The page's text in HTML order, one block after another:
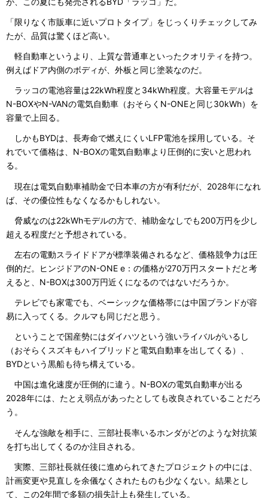
「限りなく市販車に近いプロトタイプ」をじっくりチェックしてみ
たが、品質は驚くほど高い。
軽自動車というより、上質な普通車といったクオリティを持つ。
例えばドア内側のボディが、外板と同じ塗装なのだ。
ラッコの電池容量は22kWh程度と34kWh程度。大容量モデルは
N-BOXやN-VANの電気自動車（おそらくN-ONEと同じ30kWh）を
容量で上回る。
しかもBYDは、長寿命で燃えにくいLFP電池を採用している。そ
れでいて価格は、N-BOXの電気自動車より圧倒的に安いと思われ
る。
現在は電気自動車補助金で日本車の方が有利だが、2028年になれ
ば、その優位性もなくなるかもしれない。
脅威なのは22kWhモデルの方で、補助金なしでも200万円を少し
超える程度だと予想されている。
左右の電動スライドドアが標準装備されるなど、価格競争力は圧
倒的だ。ヒンジドアのN-ONE e：の価格が270万円スタートだと考
えると、N-BOXは300万円近くになるのではないだろうか。
テレビでも家電でも、ベーシックな価格帯には中国ブランドが容
易に入ってくる。クルマも同じだと思う。
ということで国産勢にはダイハツという強いライバルがいるし
（おそらくスズキもハイブリッドと電気自動車を出してくる）、
BYDという黒船も待ち構えている。
中国は進化速度が圧倒的に違う。N-BOXの電気自動車が出る
2028年には、たとえ弱点があったとしても改良されていることだろ
う。
そんな強敵を相手に、三部社長率いるホンダがどのような対抗策
を打ち出してくるのか注目される。
実際、三部社長就任後に進められてきたプロジェクトの中には、
計画変更や見直しを余儀なくされたものも少なくない。結果とし
て、この2年間で多額の損失計上も発生している。